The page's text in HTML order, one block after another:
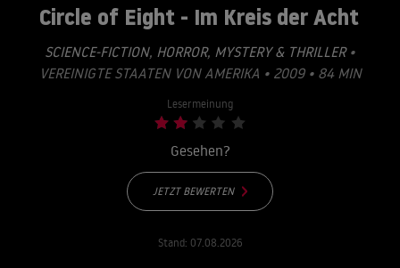
Circle of Eight - Im Kreis der Acht
SCIENCE-FICTION, HORROR, MYSTERY & THRILLER•
VEREINIGTE STAATEN VON AMERIKA • 2009 • 84 MIN
Lesermeinung
Gesehen?
JETZT BEWERTEN
Stand: 07.08.2026